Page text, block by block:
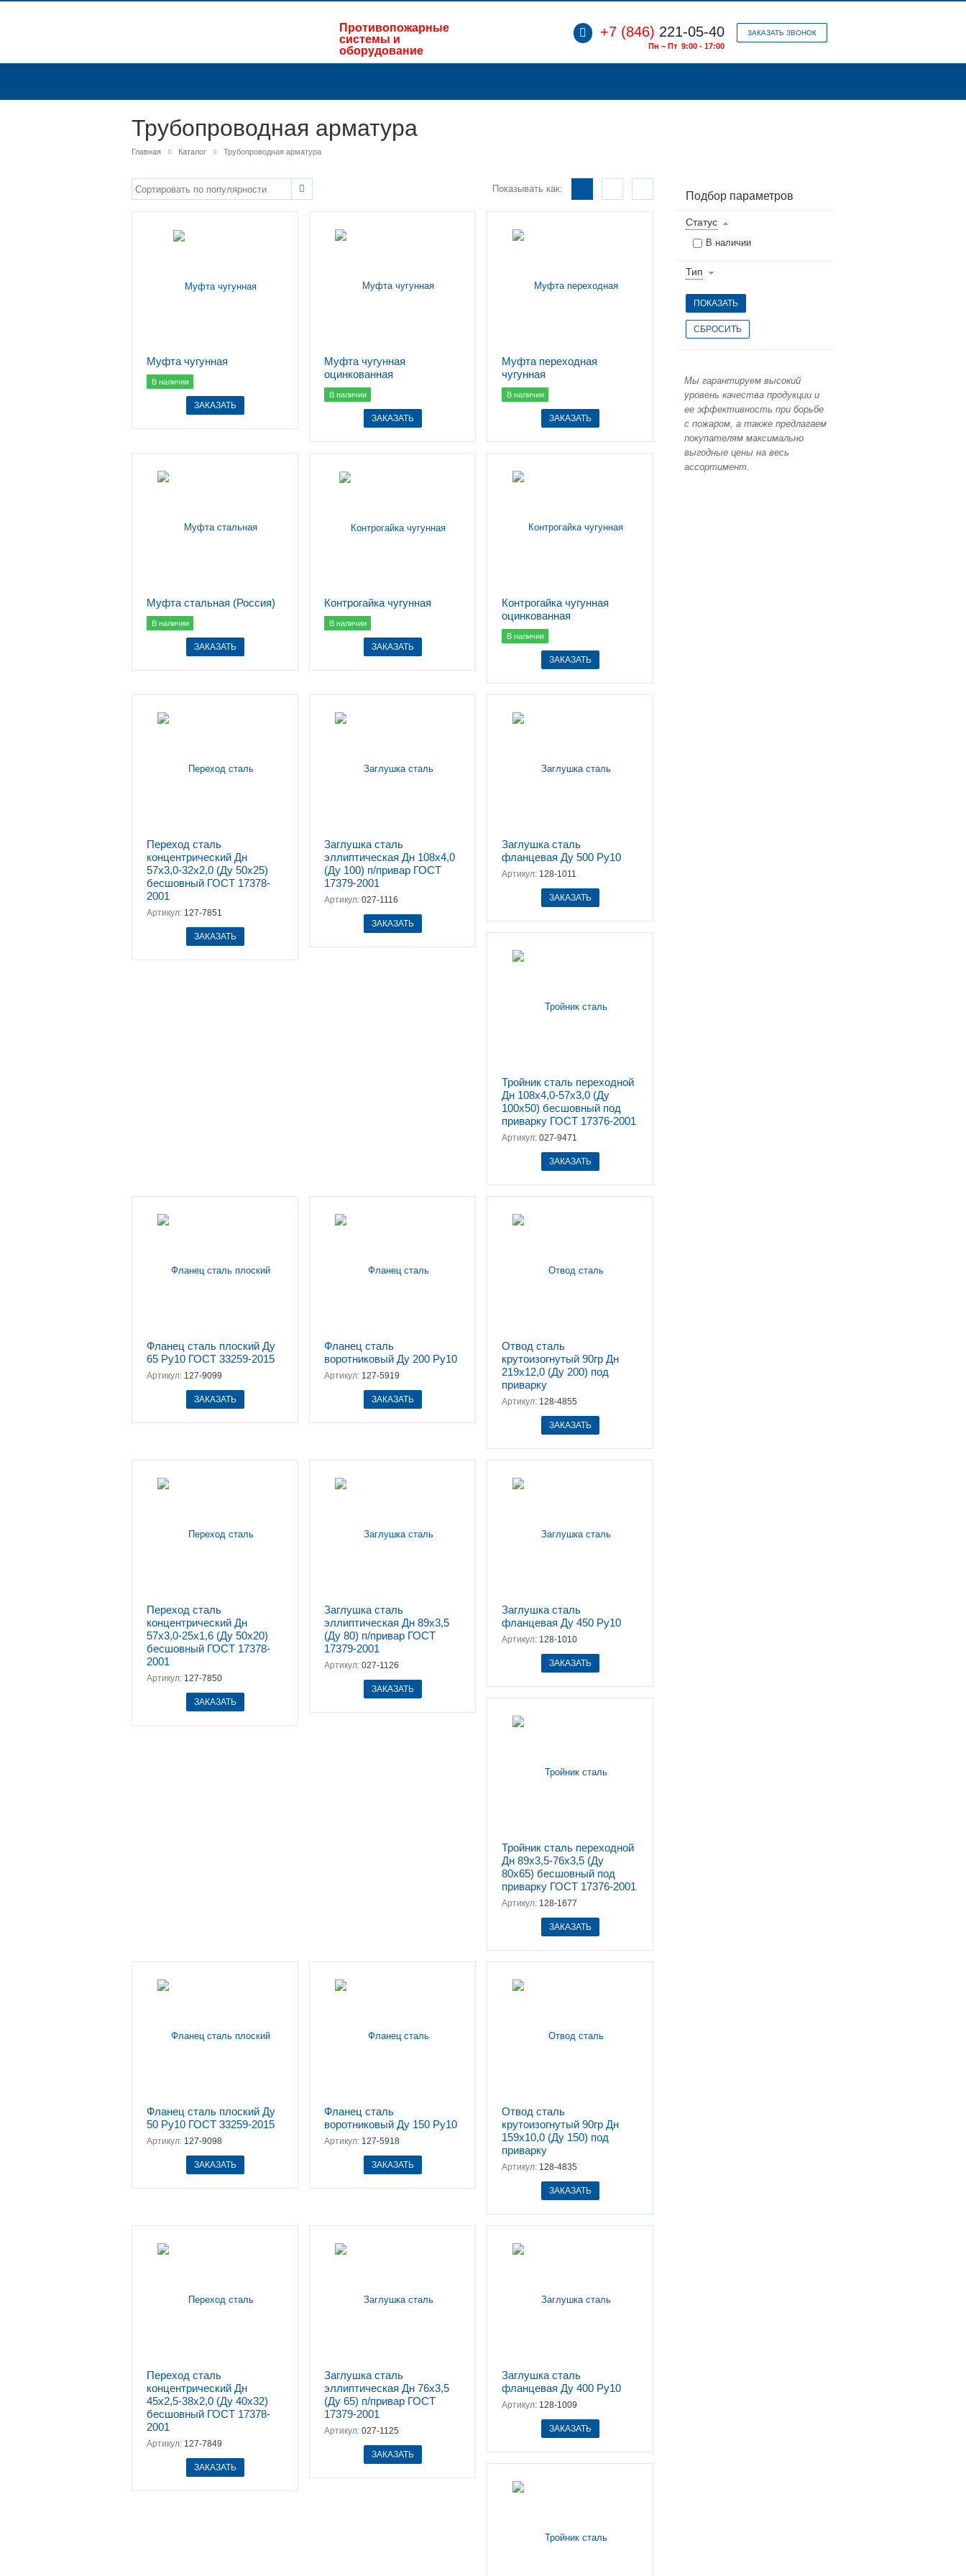
Противопожарные
системы и
оборудование
ЗАКАЗАТЬ ЗВОНОК
+7 (846) 221-05-40
Пн – Пт 9:00 - 17:00
Трубопроводная арматура
Главная Каталог Трубопроводная арматура
Показывать как:
Муфта чугунная
В наличии
ЗАКАЗАТЬ
Муфта чугунная
оцинкованная
В наличии
ЗАКАЗАТЬ
Муфта переходная
чугунная
В наличии
ЗАКАЗАТЬ
Муфта стальная (Россия)
В наличии
ЗАКАЗАТЬ
Контрогайка чугунная
В наличии
ЗАКАЗАТЬ
Контрогайка чугунная
оцинкованная
В наличии
ЗАКАЗАТЬ
Переход сталь
концентрический Дн
57х3,0-32х2,0 (Ду 50х25)
бесшовный ГОСТ 17378-
2001
Артикул: 127-7851
ЗАКАЗАТЬ
Заглушка сталь
эллиптическая Дн 108х4,0
(Ду 100) п/привар ГОСТ
17379-2001
Артикул: 027-1116
ЗАКАЗАТЬ
Заглушка сталь
фланцевая Ду 500 Ру10
Артикул: 128-1011
ЗАКАЗАТЬ
Тройник сталь переходной
Дн 108х4,0-57х3,0 (Ду
100х50) бесшовный под
приварку ГОСТ 17376-2001
Артикул: 027-9471
ЗАКАЗАТЬ
Фланец сталь плоский Ду
65 Ру10 ГОСТ 33259-2015
Артикул: 127-9099
ЗАКАЗАТЬ
Фланец сталь
воротниковый Ду 200 Ру10
Артикул: 127-5919
ЗАКАЗАТЬ
Отвод сталь
крутоизогнутый 90гр Дн
219х12,0 (Ду 200) под
приварку
Артикул: 128-4855
ЗАКАЗАТЬ
Переход сталь
концентрический Дн
57х3,0-25х1,6 (Ду 50х20)
бесшовный ГОСТ 17378-
2001
Артикул: 127-7850
ЗАКАЗАТЬ
Заглушка сталь
эллиптическая Дн 89х3,5
(Ду 80) п/привар ГОСТ
17379-2001
Артикул: 027-1126
ЗАКАЗАТЬ
Заглушка сталь
фланцевая Ду 450 Ру10
Артикул: 128-1010
ЗАКАЗАТЬ
Тройник сталь переходной
Дн 89х3,5-76х3,5 (Ду
80х65) бесшовный под
приварку ГОСТ 17376-2001
Артикул: 128-1677
ЗАКАЗАТЬ
Фланец сталь плоский Ду
50 Ру10 ГОСТ 33259-2015
Артикул: 127-9098
ЗАКАЗАТЬ
Фланец сталь
воротниковый Ду 150 Ру10
Артикул: 127-5918
ЗАКАЗАТЬ
Отвод сталь
крутоизогнутый 90гр Дн
159х10,0 (Ду 150) под
приварку
Артикул: 128-4835
ЗАКАЗАТЬ
Переход сталь
концентрический Дн
45х2,5-38х2,0 (Ду 40х32)
бесшовный ГОСТ 17378-
2001
Артикул: 127-7849
ЗАКАЗАТЬ
Заглушка сталь
эллиптическая Дн 76х3,5
(Ду 65) п/привар ГОСТ
17379-2001
Артикул: 027-1125
ЗАКАЗАТЬ
Заглушка сталь
фланцевая Ду 400 Ру10
Артикул: 128-1009
ЗАКАЗАТЬ
Подбор параметров
Статус
В наличии
Тип
Мы гарантируем высокий
уровень качества продукции и
ее эффективность при борьбе
с пожаром, а также предлагаем
покупателям максимально
выгодные цены на весь
ассортимент.